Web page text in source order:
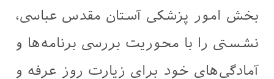
بخش امور پزشکی آستان مقدس عباسی،
نشستی را با محوریت بررسی برنامه‌ها و
آمادگی‌های خود برای زیارت روز عرفه و